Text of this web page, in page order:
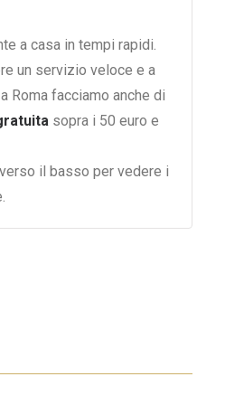
a casa in tempi rapidi.
un servizio veloce e a
Roma facciamo anche di
sopra i 50 euro e
il basso per vedere i